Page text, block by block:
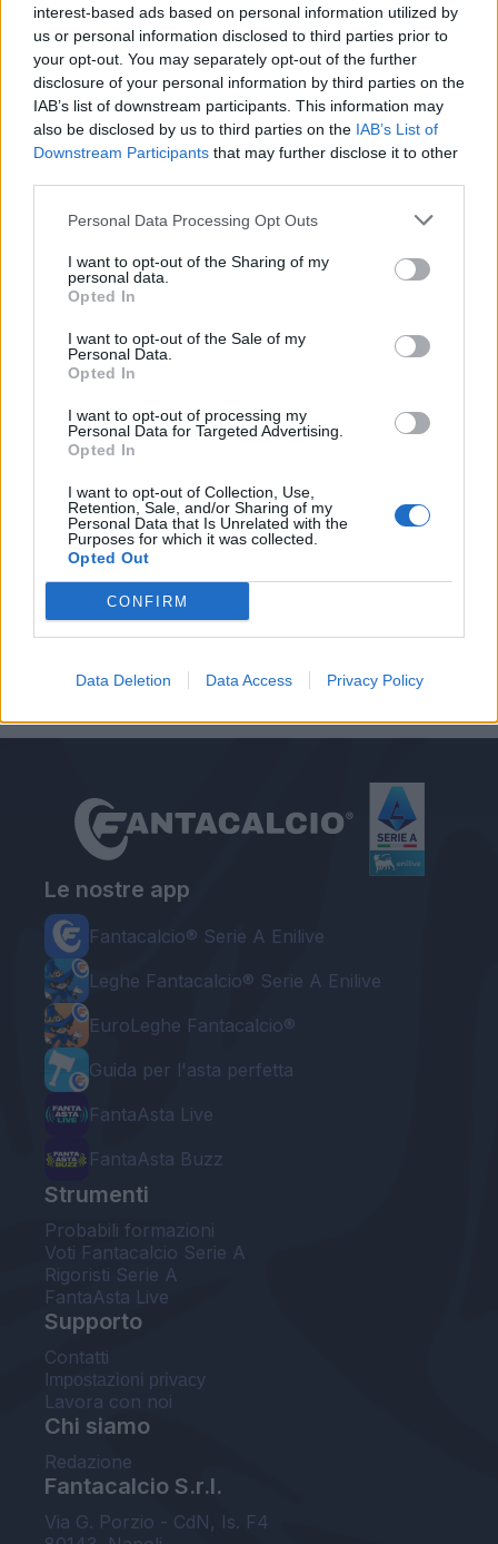
interest-based ads based on personal information utilized by
us or personal information disclosed to third parties prior to
your opt-out. You may separately opt-out of the further
disclosure of your personal information by third parties on the
IAB’s list of downstream participants. This information may
also be disclosed by us to third parties on the IAB’s List of
Downstream Participants that may further disclose it to other
Personal Data Processing Opt Outs
I want to opt-out of the Sharing of my
personal data.
Opted In
I want to opt-out of the Sale of my
Personal Data.
Opted In
I want to opt-out of processing my
Personal Data for Targeted Advertising.
Opted In
I want to opt-out of Collection, Use,
Retention, Sale, and/or Sharing of my
Personal Data that Is Unrelated with the
Purposes for which it was collected.
Opted Out
CONFIRM
Data Deletion Data Access Privacy Policy
Sull'importanza della gara:"Questa è la partita
dell’anno. Mi aspetto uno stadio pieno, una
bolgia. Durante la gara ci vorrà grande
incoraggiamento, come sempre, se poi a fine
partita il pubblico vorrà fischiare è giusto che lo
Sui i suoi giocatori:"Voglio che i miei giocatori
sappiano che tutti possono essere decisivi,
giorno di riposo oggi? A fine stagione i calciatori
sono cotti mentalmente, il riposo serve a
staccare un po’. Fisicamente stiamo bene, ma
dobbiamo essere liberi di testa.
ho invocato i gol delle punte, oggi lo rifaccio
dato che a Udine hanno segnato tutti i
centrocampisti".
Le nostre app
Fantacalcio® Serie A Enilive
Leghe Fantacalcio® Serie A Enilive
EuroLeghe Fantacalcio®
Guida per l'asta perfetta
FantaAsta Live
FantaAsta Buzz
Strumenti
Probabili formazioni
Voti Fantacalcio Serie A
Rigoristi Serie A
FantaAsta Live
Supporto
Contatti
Impostazioni privacy
Lavora con noi
Chi siamo
Redazione
Fantacalcio S.r.l.
Via G. Porzio - CdN, Is. F4